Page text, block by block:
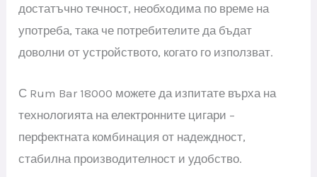
достатъчно течност, необходима по време на
употреба, така че потребителите да бъдат
доволни от устройството, когато го използват.
С Rum Bar 18000 можете да изпитате върха на
технологията на електронните цигари –
перфектната комбинация от надеждност,
стабилна производителност и удобство.